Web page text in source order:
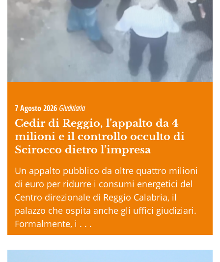
7 Agosto 2026 Giudiziaria
Cedir di Reggio, l’appalto da 4
milioni e il controllo occulto di
Scirocco dietro l’impresa
Un appalto pubblico da oltre quattro milioni
di euro per ridurre i consumi energetici del
Centro direzionale di Reggio Calabria, il
palazzo che ospita anche gli uffici giudiziari.
Formalmente, i . . .